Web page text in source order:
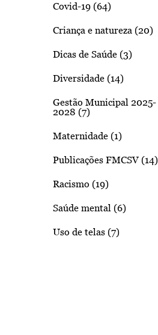
Covid-19 (64)
Criança e natureza (20)
Dicas de Saúde (3)
Diversidade (14)
Gestão Municipal 2025-
2028 (7)
Maternidade (1)
Publicações FMCSV (14)
Racismo (19)
Saúde mental (6)
Uso de telas (7)